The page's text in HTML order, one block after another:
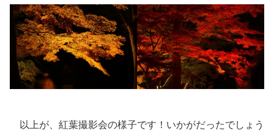
以上が、紅葉撮影会の様子です！いかがだったでしょう